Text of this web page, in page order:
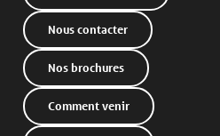
Nous contacter
Nos brochures
Comment venir